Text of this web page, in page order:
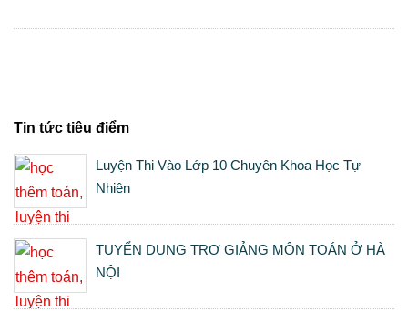
Tin tức tiêu điểm
Luyện Thi Vào Lớp 10 Chuyên Khoa Học Tự
Nhiên
TUYỂN DỤNG TRỢ GIẢNG MÔN TOÁN Ở HÀ
NỘI